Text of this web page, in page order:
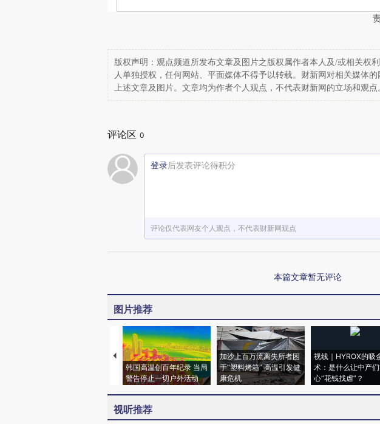
版权声明：观点频道所发布文章及图片之版权属作者本人及/或相关权
人单独授权，任何网站、平面媒体不得予以转载。财新网对相关媒体
上述文章及图片。文章均为作者个人观点，不代表财新网的立场和观点
评论区 0
登录后发表评论得积分
评论仅代表网友个人观点，不代表财新网观点
本篇文章暂无评论
图片推荐
韩国高温创百年纪录 当局
警告停止一切户外活动
加沙上百万流离失所者困
于“塑料烤箱” 高温引发健
康危机
视线｜HYROX的吸
术：是什么让中产
心“花钱找虐”？
视听推荐